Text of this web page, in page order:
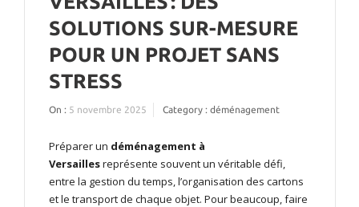
SOLUTIONS SUR-MESURE
POUR UN PROJET SANS
STRESS
On : 5 novembre 2025 Category : déménagement
Préparer un déménagement à
Versaillesreprésente souvent un véritable défi,
entre la gestion du temps, l’organisation des cartons
et le transport de chaque objet. Pour beaucoup, faire